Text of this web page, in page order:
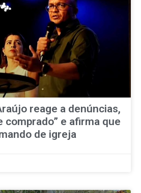
reage a denúncias,
comprado” e afirma que
de igreja